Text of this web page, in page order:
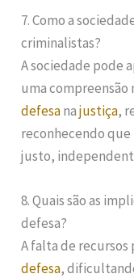
7. Como a
criminalistas?
A sociedade pode
uma compreensão
defesanajustiça,
reconhecendo
justo,
8. Quais são as
defesa?
A falta de
defesa,